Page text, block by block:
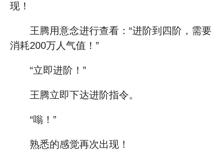
现！
王腾用意念进行查看：“进阶到四阶，需要
消耗200万人气值！”
“立即进阶！”
王腾立即下达进阶指令。
“嗡！”
熟悉的感觉再次出现！